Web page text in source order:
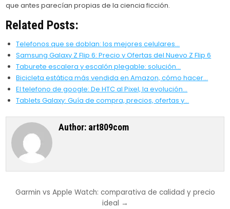
que antes parecían propias de la ciencia ficción.
Related Posts:
Telefonos que se doblan: los mejores celulares…
Samsung Galaxy Z Flip 6: Precio y Ofertas del Nuevo Z Flip 6
Taburete escalera y escalón plegable: solución…
Bicicleta estática más vendida en Amazon, cómo hacer…
El telefono de google: De HTC al Pixel, la evolución…
Tablets Galaxy: Guía de compra, precios, ofertas y…
Author: art809com
Post
Garmin vs Apple Watch: comparativa de calidad y precio
ideal →